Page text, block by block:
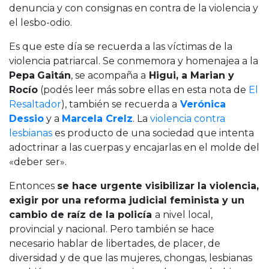
denuncia y con consignas en contra de la violencia y
el lesbo-odio.
Es que este día se recuerda a las víctimas de la
violencia patriarcal. Se conmemora y homenajea a la
Pepa Gaitán, se acompaña a Higui, a Marian y
Rocío (podés leer más sobre ellas en esta nota de El
Resaltador), también se recuerda a Verónica
Dessio y a Marcela Crelz. La violencia contra
lesbianas es producto de una sociedad que intenta
adoctrinar a las cuerpas y encajarlas en el molde del
«deber ser».
Entonces se hace urgente visibilizar la violencia,
exigir por una reforma judicial feminista y un
cambio de raíz de la policía a nivel local,
provincial y nacional. Pero también se hace
necesario hablar de libertades, de placer, de
diversidad y de que las mujeres, chongas, lesbianas